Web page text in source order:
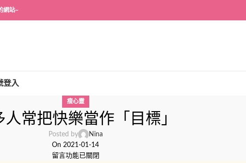
網站~
登入
瘦心靈
人常把快樂當作「目標」
Posted by
Nina
On 2021-01-14
留言功能已關閉